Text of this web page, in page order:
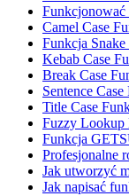
Funkcjonować
Camel Case
Funkcja Snake
Kebab Case
Break Case
Sentence
Title Case
Fuzzy Lookup
Funkcja
Profesjonalne
Jak utworzyć
Jak napisać